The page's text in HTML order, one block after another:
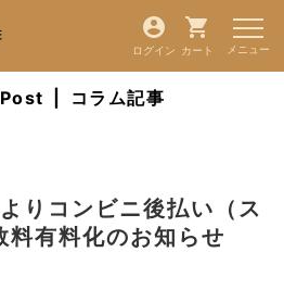
ログイン カート
コラム記事
りコンビニ後払い（ス
料有料化のお知らせ